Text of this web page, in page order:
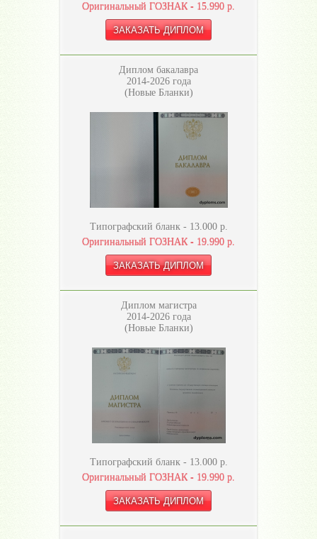
Оригинальный ГОЗНАК - 15.990 р.
Диплом бакалавра
2014-2026 года
(Новые Бланки)
Типографский бланк - 13.000р.
Оригинальный ГОЗНАК - 19.990 р.
Диплом магистра
2014-2026 года
(Новые Бланки)
Типографский бланк - 13.000р.
Оригинальный ГОЗНАК - 19.990 р.